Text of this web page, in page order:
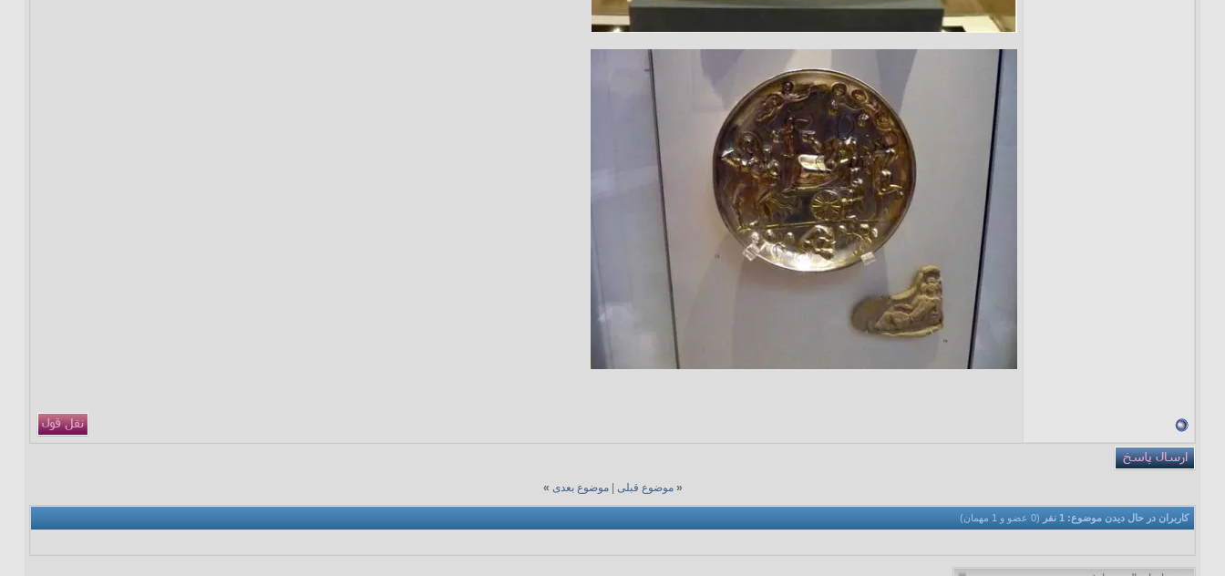
« موضوع قبلی |موضوع بعدی »
کاربران در حال دیدن موضوع: 1 نفر (0 عضو و 1 مهمان)